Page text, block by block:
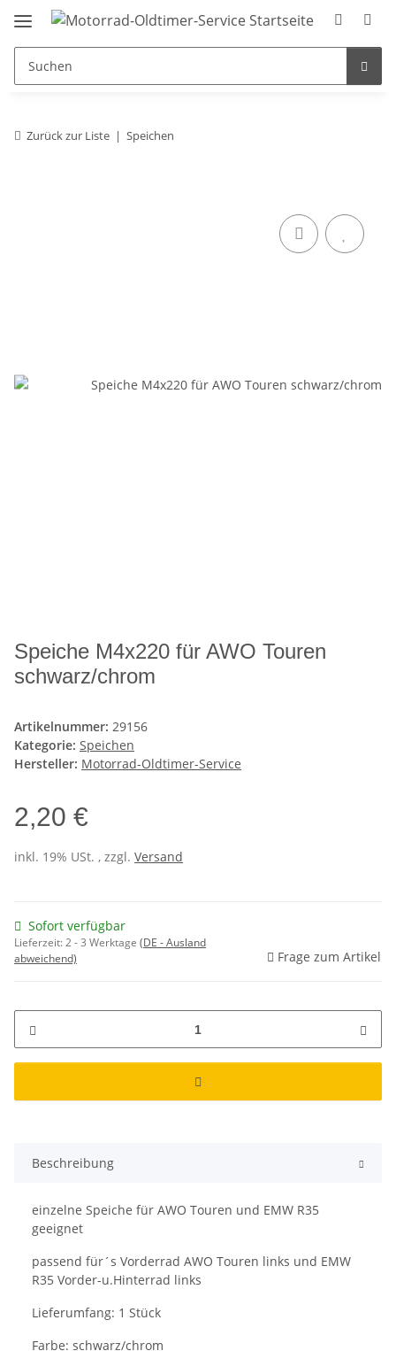
Zurück zur Liste Speichen
Speiche M4x220 für AWO Touren
schwarz/chrom
Artikelnummer: 29156
Kategorie: Speichen
Hersteller: Motorrad-Oldtimer-Service
2,20 €
inkl. 19% USt. , zzgl. Versand
Sofort verfügbar
Lieferzeit:2 - 3 Werktage (DE - Ausland
abweichend)
Frage zum Artikel
Beschreibung
einzelne Speiche für AWO Touren und EMW R35
geeignet
passend für´s Vorderrad AWO Touren links und EMW
R35 Vorder-u.Hinterrad links
Lieferumfang: 1 Stück
Farbe: schwarz/chrom